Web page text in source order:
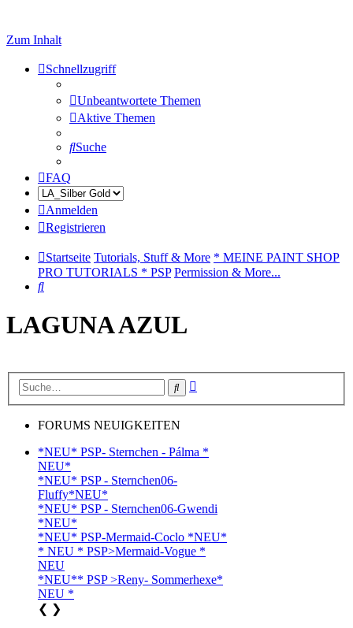
Zum Inhalt
Schnellzugriff
Unbeantwortete Themen
Aktive Themen
Suche
FAQ
Anmelden
Registrieren
Startseite Tutorials, Stuff & More * MEINE PAINT SHOP
PRO TUTORIALS * PSP Permission & More...
Suche
LAGUNA AZUL
Suche
FORUMS NEUIGKEITEN
*NEU* PSP- Sternchen - Pálma *
NEU*
*NEU* PSP - Sternchen06-
Fluffy*NEU*
*NEU* PSP - Sternchen06-Gwendi
*NEU*
*NEU* PSP-Mermaid-Coclo *NEU*
* NEU * PSP>Mermaid-Vogue *
NEU
*NEU** PSP >Reny- Sommerhexe*
NEU *
❮ ❯